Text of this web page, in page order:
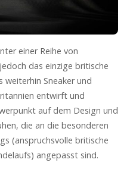
einer Reihe von
das einzige britische
weiterhin Sneaker und
entwirft und
auf dem Design und
die an die besonderen
(anspruchsvolle britische
angepasst sind.